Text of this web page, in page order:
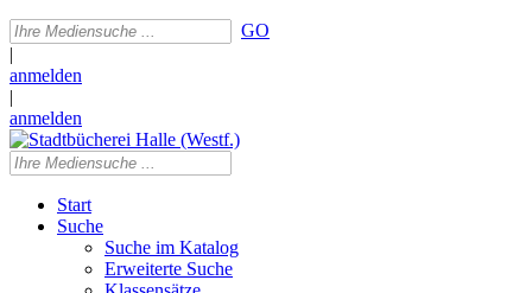
GO
|
anmelden
|
anmelden
Start
Suche
Suche im Katalog
Erweiterte Suche